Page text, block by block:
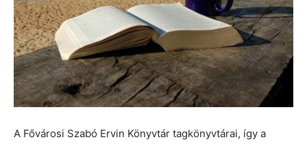
A Fővárosi Szabó Ervin Könyvtár tagkönyvtárai, így a